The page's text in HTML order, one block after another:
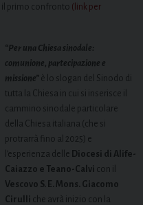
il primo confronto (link per
“Per una Chiesa sinodale:
comunione, partecipazione e
missione” è lo slogan del Sinodo di
tutta la Chiesa in cui si inserisce il
cammino sinodale particolare
della Chiesa italiana (che si
protrarrà fino al 2025) e
l’esperienza delle Diocesi di Alife-
Caiazzo e Teano-Calvi con il
Vescovo S. E. Mons. Giacomo
Cirulli che avrà inizio con la